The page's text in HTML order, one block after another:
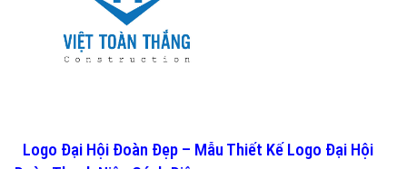
Logo Đại Hội Đoàn Đẹp – Mẫu Thiết Kế Logo Đại Hội